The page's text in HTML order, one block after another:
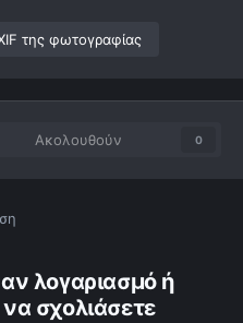
της φωτογραφίας
Ακολουθούν 0
λογαριασμό ή
να σχολιάσετε